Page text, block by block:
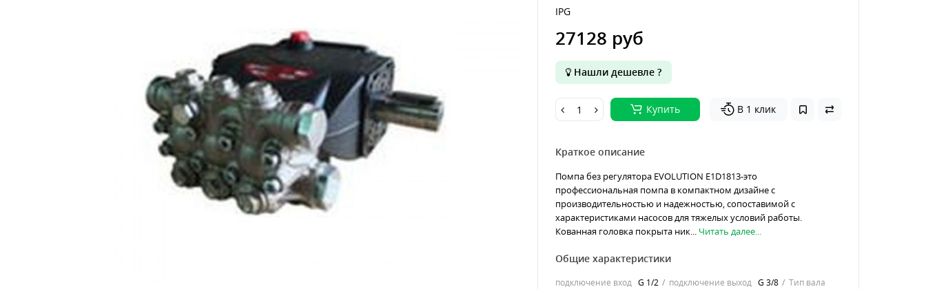
IPG
27128 руб
Нашли дешевле ?
Купить В 1 клик
Краткое описание
Помпа без регулятора EVOLUTION E1D1813-это
профессиональная помпа в компактном дизайне с
производительностью и надежностью, сопоставимой с
характеристиками насосов для тяжелых условий работы.
Кованная головка покрыта ник... Читать далее...
Общие характеристики
подключение вход G 1/2 подключение выход G 3/8
Тип вала